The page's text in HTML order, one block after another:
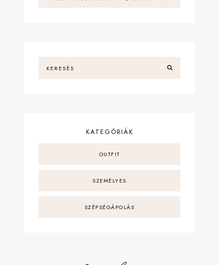
KATEGÓRIÁK
OUTFIT
SZEMÉLYES
SZÉPSÉGÁPOLÁS